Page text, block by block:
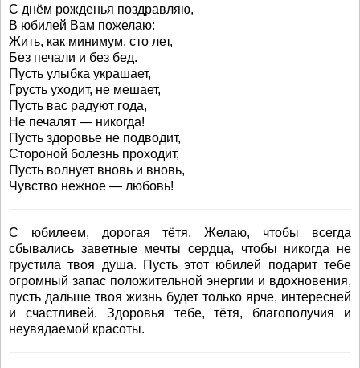
С днём рожденья поздравляю,
В юбилей Вам пожелаю:
Жить, как минимум, сто лет,
Без печали и без бед.
Пусть улыбка украшает,
Грусть уходит, не мешает,
Пусть вас радуют года,
Не печалят — никогда!
Пусть здоровье не подводит,
Стороной болезнь проходит,
Пусть волнует вновь и вновь,
Чувство нежное — любовь!
С юбилеем, дорогая тётя. Желаю, чтобы всегда
сбывались заветные мечты сердца, чтобы никогда не
грустила твоя душа. Пусть этот юбилей подарит тебе
огромный запас положительной энергии и вдохновения,
пусть дальше твоя жизнь будет только ярче, интересней
и счастливей. Здоровья тебе, тётя, благополучия и
неувядаемой красоты.